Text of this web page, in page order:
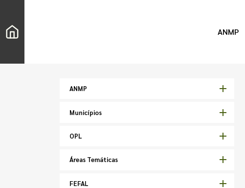
ANMP
ANMP
Municípios
OPL
Áreas Temáticas
FEFAL